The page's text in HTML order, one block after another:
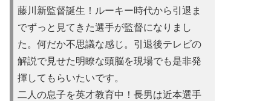
藤川新監督誕生！ルーキー時代から引退ま
でずっと見てきた選手が監督になりまし
た。何だか不思議な感じ。引退後テレビの
解説で見せた明瞭な頭脳を現場でも是非発
揮してもらいたいです。
二人の息子を英才教育中！長男は近本選手